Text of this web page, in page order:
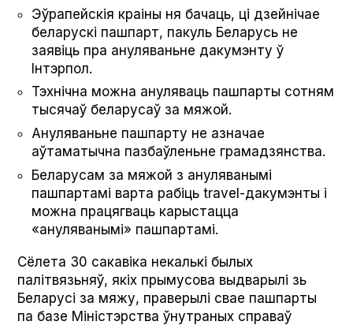
Эўрапейскія краіны ня бачаць, ці дзейнічае
беларускі пашпарт, пакуль Беларусь не
заявіць пра ануляваньне дакумэнту ў
Інтэрпол.
Тэхнічна можна ануляваць пашпарты сотням
тысячаў беларусаў за мяжой.
Ануляваньне пашпарту не азначае
аўтаматычна пазбаўленьне грамадзянства.
Беларусам за мяжой з ануляванымі
пашпартамі варта рабіць trav­el-дакумэнты і
можна працягваць карыстацца
«ануляванымі» пашпартамі.
Сёлета 30 сакавіка некалькі былых
палітвязьняў, якіх прымусова выдварылі зь
Беларусі за мяжу, праверылі свае пашпарты
па базе Міністэрства ўнутраных справаў